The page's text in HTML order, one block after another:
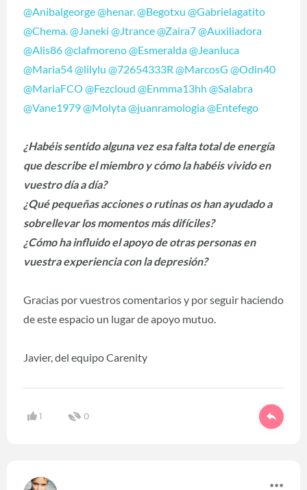
@Anibalgeorge@henar.@Begotxu @Gabrielagatito
@Chema.@Janeki @Jtrance@Zaira7@Auxiliadora
@Alis86@clafmoreno@Esmeralda@Jeanluca
@Maria54@lilylu @72654333R @MarcosG @Odin40
@MariaFCO @Fezcloud @Enmma13hh @Salabra
@Vane1979@Molyta@juanramologia@Entefego
¿Habéis sentido alguna vez esa falta total de energía
que describe el miembro y cómo la habéis vivido en
vuestro día a día?
¿Qué pequeñas acciones o rutinas os han ayudado a
sobrellevar los momentos más difíciles?
¿Cómo ha influido el apoyo de otras personas en
vuestra experiencia con la depresión?
Gracias por vuestros comentarios y por seguir haciendo
de este espacio un lugar de apoyo mutuo.
Javier, del equipo Carenity
1 0